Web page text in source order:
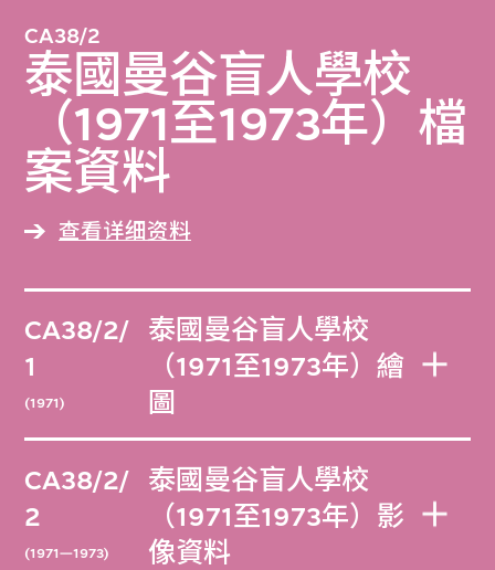
CA38/2
泰國曼谷盲人學校
（1971至1973年）檔
案資料
查看详细资料
CA38/2/
1
(1971)
泰國曼谷盲人學校
（1971至1973年）繪
圖
CA38/2/
2
(1971—1973)
泰國曼谷盲人學校
（1971至1973年）影
像資料